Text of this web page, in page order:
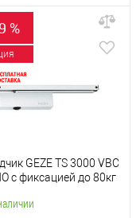
%
GEZE TS 3000 VBC
c фиксацией до 80кг